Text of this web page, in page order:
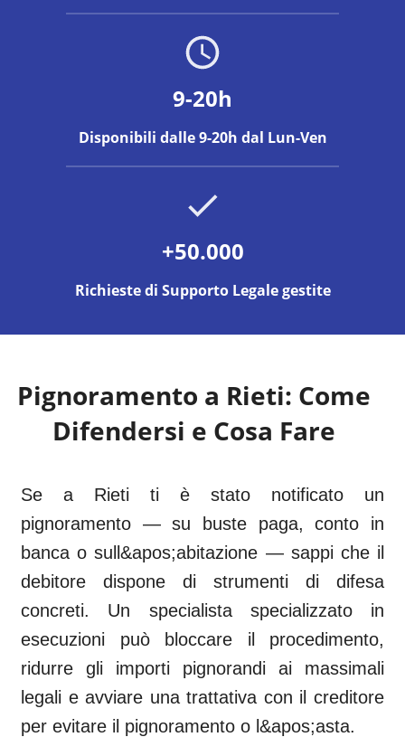
9-20h
Disponibili dalle 9-20h dal Lun-Ven
+50.000
Richieste di Supporto Legale gestite
Pignoramento a Rieti: Come
Difendersi e Cosa Fare
Se a Rieti ti è stato notificato un
pignoramento — su buste paga, conto in
banca o sull&apos;abitazione — sappi che il
debitore dispone di strumenti di difesa
concreti. Un specialista specializzato in
esecuzioni può bloccare il procedimento,
ridurre gli importi pignorandi ai massimali
legali e avviare una trattativa con il creditore
per evitare il pignoramento o l&apos;asta.